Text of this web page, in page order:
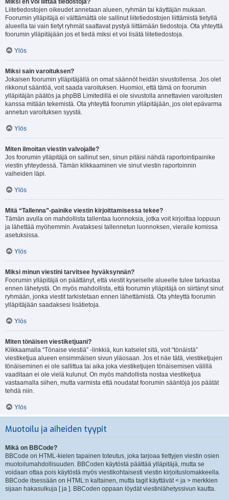
Miksi en voi liittää tiedostoja?
Liitetiedostojen oikeudet annetaan alueen, ryhmän tai käyttäjän mukaan.
Foorumin ylläpitäjä ei välttämättä ole sallinut liitetiedostojen liittämistä tietyllä
alueella tai vain tietyt ryhmät saattavat pystyä liittämään tiedostoja. Ota yhteyttä
foorumin ylläpitäjään jos et tiedä miksi et voi lisätä liitetiedostoja.
Ylös
Miksi sain varoituksen?
Jokaisen foorumin ylläpitäjällä on omat säännöt heidän sivustollensa. Jos olet
rikkonut sääntöä, voit saada varoituksen. Huomioi, että tämä on foorumin
ylläpitäjän päätös ja phpBB Limitedillä ei ole sivustolla annettavien varoitusten
kanssa mitään tekemistä. Ota yhteyttä foorumin ylläpitäjään, jos olet epävarma
annetun varoituksen syystä.
Ylös
Miten ilmoitan viestin valvojalle?
Jos foorumin ylläpitäjä on sallinut sen, sinun pitäisi nähdä raportointipainike
viestin yhteydessä. Tämän klikkaaminen vie sinut viestin raportoinnin
vaiheiden läpi.
Ylös
Mitä “Tallenna”-painike viestin kirjoittamisessa tekee?
Tämän avulla on mahdollista tallentaa luonnoksia, jotka voit kirjoittaa loppuun
ja lähettää myöhemmin. Avataksesi tallennetun luonnoksen, vieraile komissa
asetuksissa.
Ylös
Miksi minun viestini tarvitsee hyväksynnän?
Foorumin ylläpitäjä on päättänyt, että viestit kyseiselle alueelle tulee tarkastaa
ennen lähetystä. On myös mahdollista, että foorumin ylläpitäjä on siirtänyt sinut
ryhmään, jonka viestit tarkistetaan ennen lähettämistä. Ota yhteyttä foorumin
ylläpitäjään saadaksesi lisätietoja.
Ylös
Miten tönäisen viestiketjuani?
Klikkaamalla “Tönaise viestiä” -linkkiä, kun katselet sitä, voit “tönäistä”
viestiketjua alueen ensimmäisen sivun yläosaan. Jos et näe tätä, viestiketjujen
tönäiseminen ei ole sallittua tai aika joka viestiketjujen tönäisemisen välillä
vaaditaan ei ole vielä kulunut. On myös mahdollista nostaa viestiketjua
vastaamalla siihen, mutta varmista että noudatat foorumin sääntöjä jos päätät
tehdä niin.
Ylös
Muotoilu ja aiheiden tyypit
Mikä on BBCode?
BBCode on HTML-kielen tapainen toteutus, joka tarjoaa tiettyjen viestin osien
muotoilumahdollisuuden. BBCoden käytöstä päättää ylläpitäjä, mutta se
voidaan ottaa pois käytöstä myös viestikohtaisesti viestin kirjoituslomakkeella.
BBCode itsessään on HTML:n kaltainen, mutta tagit käyttävät < ja > merkkien
sijaan hakasulkuja [ ja ]. BBCoden oppaan löydät viestinlähetyssivun kautta.